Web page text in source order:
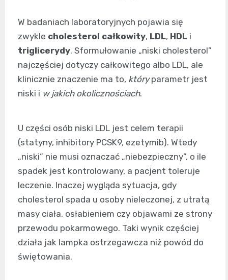
W badaniach laboratoryjnych pojawia się
zwykle cholesterol całkowity, LDL, HDL i
triglicerydy. Sformułowanie „niski cholesterol”
najczęściej dotyczy całkowitego albo LDL, ale
klinicznie znaczenie ma to, któryparametr jest
niski i w jakich okolicznościach.
U części osób niski LDL jest celem terapii
(statyny, inhibitory PCSK9, ezetymib). Wtedy
„niski” nie musi oznaczać „niebezpieczny”, o ile
spadek jest kontrolowany, a pacjent toleruje
leczenie. Inaczej wygląda sytuacja, gdy
cholesterol spada u osoby nieleczonej, z utratą
masy ciała, osłabieniem czy objawami ze strony
przewodu pokarmowego. Taki wynik częściej
działa jak lampka ostrzegawcza niż powód do
świętowania.